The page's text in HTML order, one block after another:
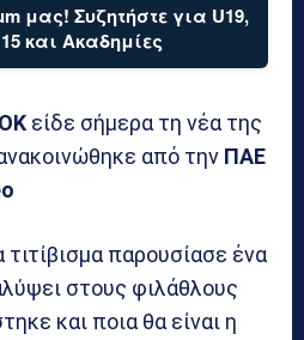
μας! Συζητήστε για U19,
και Ακαδημίες
είδε σήμερα τη νέα της
από την ΠΑΕ
τιτίβισμα παρουσίασε ένα
στους φιλάθλους
και ποια θα είναι η